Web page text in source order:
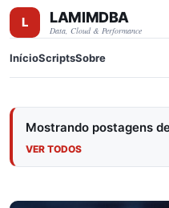
Pular para o
LAMIMDBA
Data, Cloud & Performance
InícioScriptsSobre
Mostrando postagens
VER TODOS